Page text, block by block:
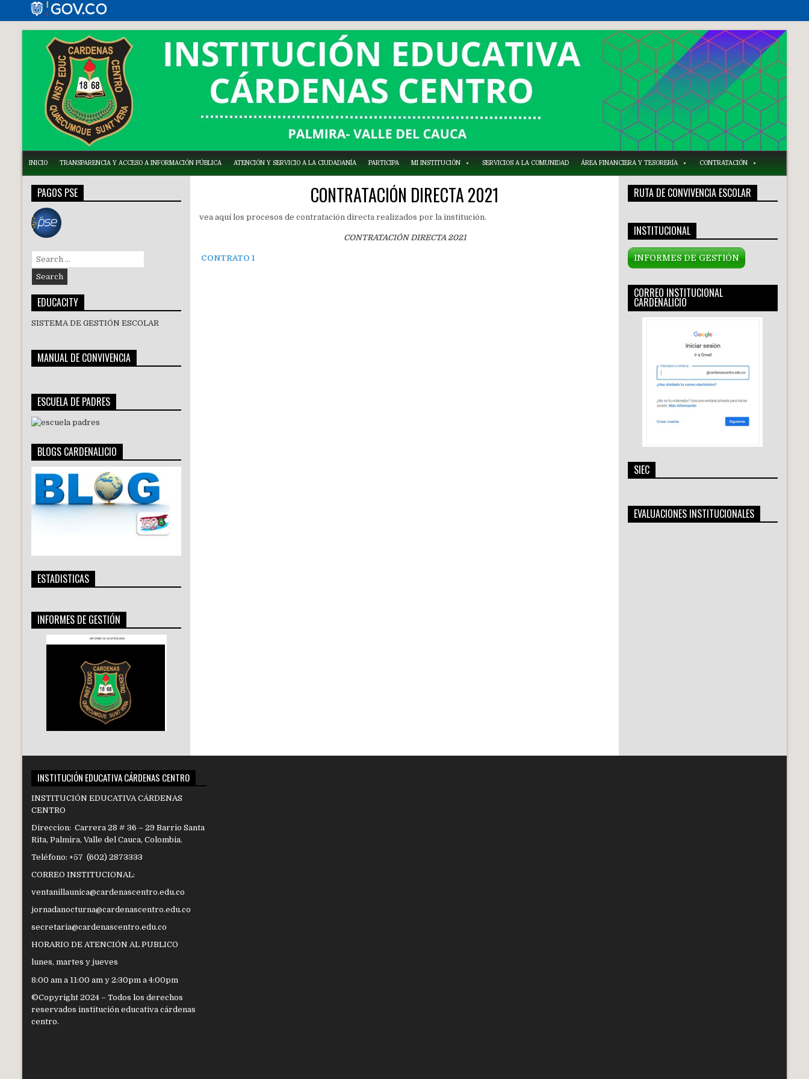
INICIO TRANSPARENCIA Y ACCESO A INFORMACIÓN PÚBLICA ATENCIÓN Y SERVICIO A LA CIUDADANÍA PARTICIPA MI INSTITUCIÓN SERVICIOS A LA COMUNIDAD ÁREA FINANCIERA Y TESORERÍA CONTRATACIÓN
CONTRATACIÓN DIRECTA 2021
vea aquí los procesos de contratación directa realizados por la institución.
CONTRATACIÓN DIRECTA 2021
CONTRATO 1
PAGOS PSE
Search
for:
EDUCACITY
SISTEMA DE GESTIÓN ESCOLAR
MANUAL DE CONVIVENCIA
ESCUELA DE PADRES
BLOGS CARDENALICIO
ESTADISTICAS
INFORMES DE GESTIÓN
RUTA DE CONVIVENCIA ESCOLAR
INSTITUCIONAL
INFORMES DE GESTIÓN
CORREO INSTITUCIONAL
CARDENALICIO
SIEC
EVALUACIONES INSTITUCIONALES
INSTITUCIÓN EDUCATIVA CÁRDENAS CENTRO
INSTITUCIÓN EDUCATIVA CÁRDENAS
CENTRO
Direccion: Carrera 28 # 36 – 29 Barrio Santa
Rita, Palmira, Valle del Cauca, Colombia.
Teléfono: +57 (602) 2873333
CORREO INSTITUCIONAL:
ventanillaunica@cardenascentro.edu.co
jornadanocturna@cardenascentro.edu.co
secretaria@cardenascentro.edu.co
HORARIO DE ATENCIÓN AL PUBLICO
lunes, martes y jueves
8:00 am a 11:00 am y 2:30pm a 4:00pm
©Copyright 2024 – Todos los derechos
reservados institución educativa cárdenas
centro.